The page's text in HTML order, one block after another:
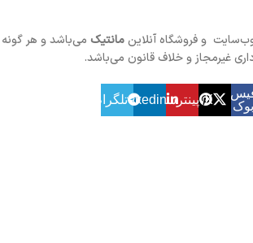
و فروشگاه‌ آنلاینمانتیک می‌باشد و هر گونه
غیرمجاز و خلاف قانون می‌باشد.
بوک
X پینترستlinkedinتلگرام